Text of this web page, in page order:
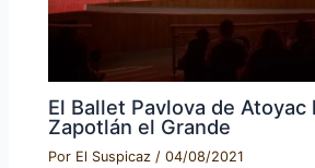
El Ballet Pavlova de Atoyac
Zapotlán el Grande
Por El Suspicaz/04/08/2021